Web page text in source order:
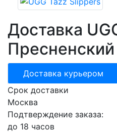
Доставка
Доставка курьером
Срок доставки
Москва
Подтверждение заказа:
до 18 часов